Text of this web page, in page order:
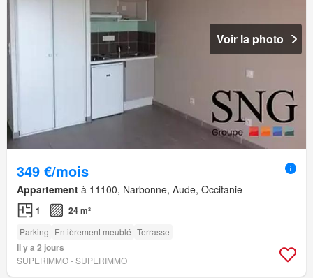
Voir la photo
349 €/mois
Appartement à 11100, Narbonne, Aude, Occitanie
1 24 m²
Parking Entièrement meublé Terrasse
Il y a 2 jours
SUPERIMMO - SUPERIMMO